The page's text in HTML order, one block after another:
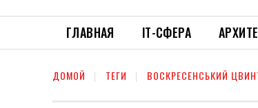
ГЛАВНАЯ ІТ-СФЕРА
ДОМОЙ ТЕГИ ВОСКРЕСЕНСЬКИЙ